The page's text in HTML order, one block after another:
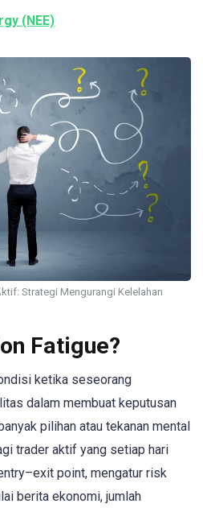
(NEE)
Strategi Mengurangi Kelelahan
Fatigue?
ketika seseorang
dalam membuat keputusan
pilihan atau tekanan mental
trader aktif yang setiap hari
point, mengatur risk
berita ekonomi, jumlah